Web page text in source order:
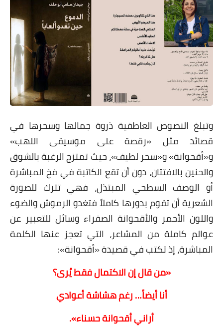
وتبلغ النصوص العاطفية ذروة جمالها وسحرها في
قصائد مثل «رقصة على موسيقى اللهب»
و«أقحوانة» و«سحر لطيف»، حيث تمتزج الرغبة بالشوق
والحنين بالافتتان، دون أن تقع الكاتبة في فخ المباشرة
أو الوصف السطحي المبتذل، فهي تترك للصورة
الشعرية أن تقوم بدورها كاملاً فتغدو الرموش والضوء
واللون الأحمر والأقحوانة الصفراء وسائل للتعبير عن
عوالم كاملة من المشاعر، التي تعجز عنها الكلمة
المباشرة، إذ تكتب في قصيدة «أقحوانة»:
«من قال إن الاكتمال فقط يُرى؟
أنا أيضاً… رغم هشاشة أعوادي
أراني أقحوانة حسناء».